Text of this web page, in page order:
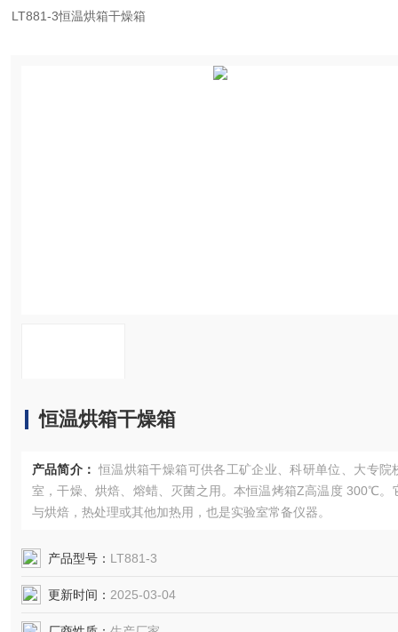
LT881-3恒温烘箱干燥箱
恒温烘箱干燥箱
产品简介： 恒温烘箱干燥箱可供各工矿企业、科研单位、大专院
室，干燥、烘焙、熔蜡、灭菌之用。本恒温烤箱Z高温度 300℃。
与烘焙，热处理或其他加热用，也是实验室常备仪器。
产品型号： LT881-3
更新时间： 2025-03-04